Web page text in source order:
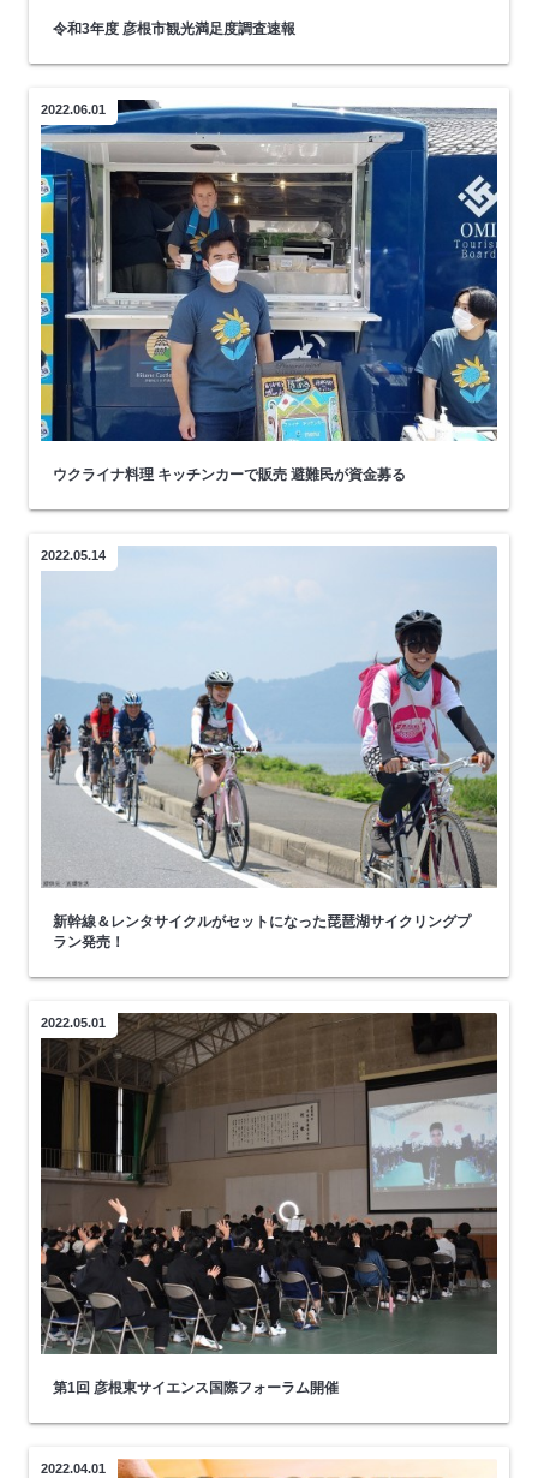
令和3年度 彦根市観光満足度調査速報
2022.06.01
ウクライナ料理 キッチンカーで販売 避難民が資金募る
2022.05.14
新幹線＆レンタサイクルがセットになった琵琶湖サイクリングプ
ラン発売！
2022.05.01
第1回 彦根東サイエンス国際フォーラム開催
2022.04.01